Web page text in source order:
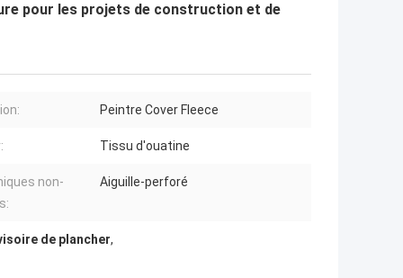
pour les projets de construction et de
Peintre Cover Fleece
Tissu d'ouatine
non-
Aiguille-perforé
de plancher,